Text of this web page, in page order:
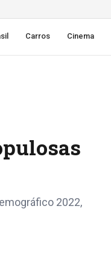
Carros Cinema
2022,